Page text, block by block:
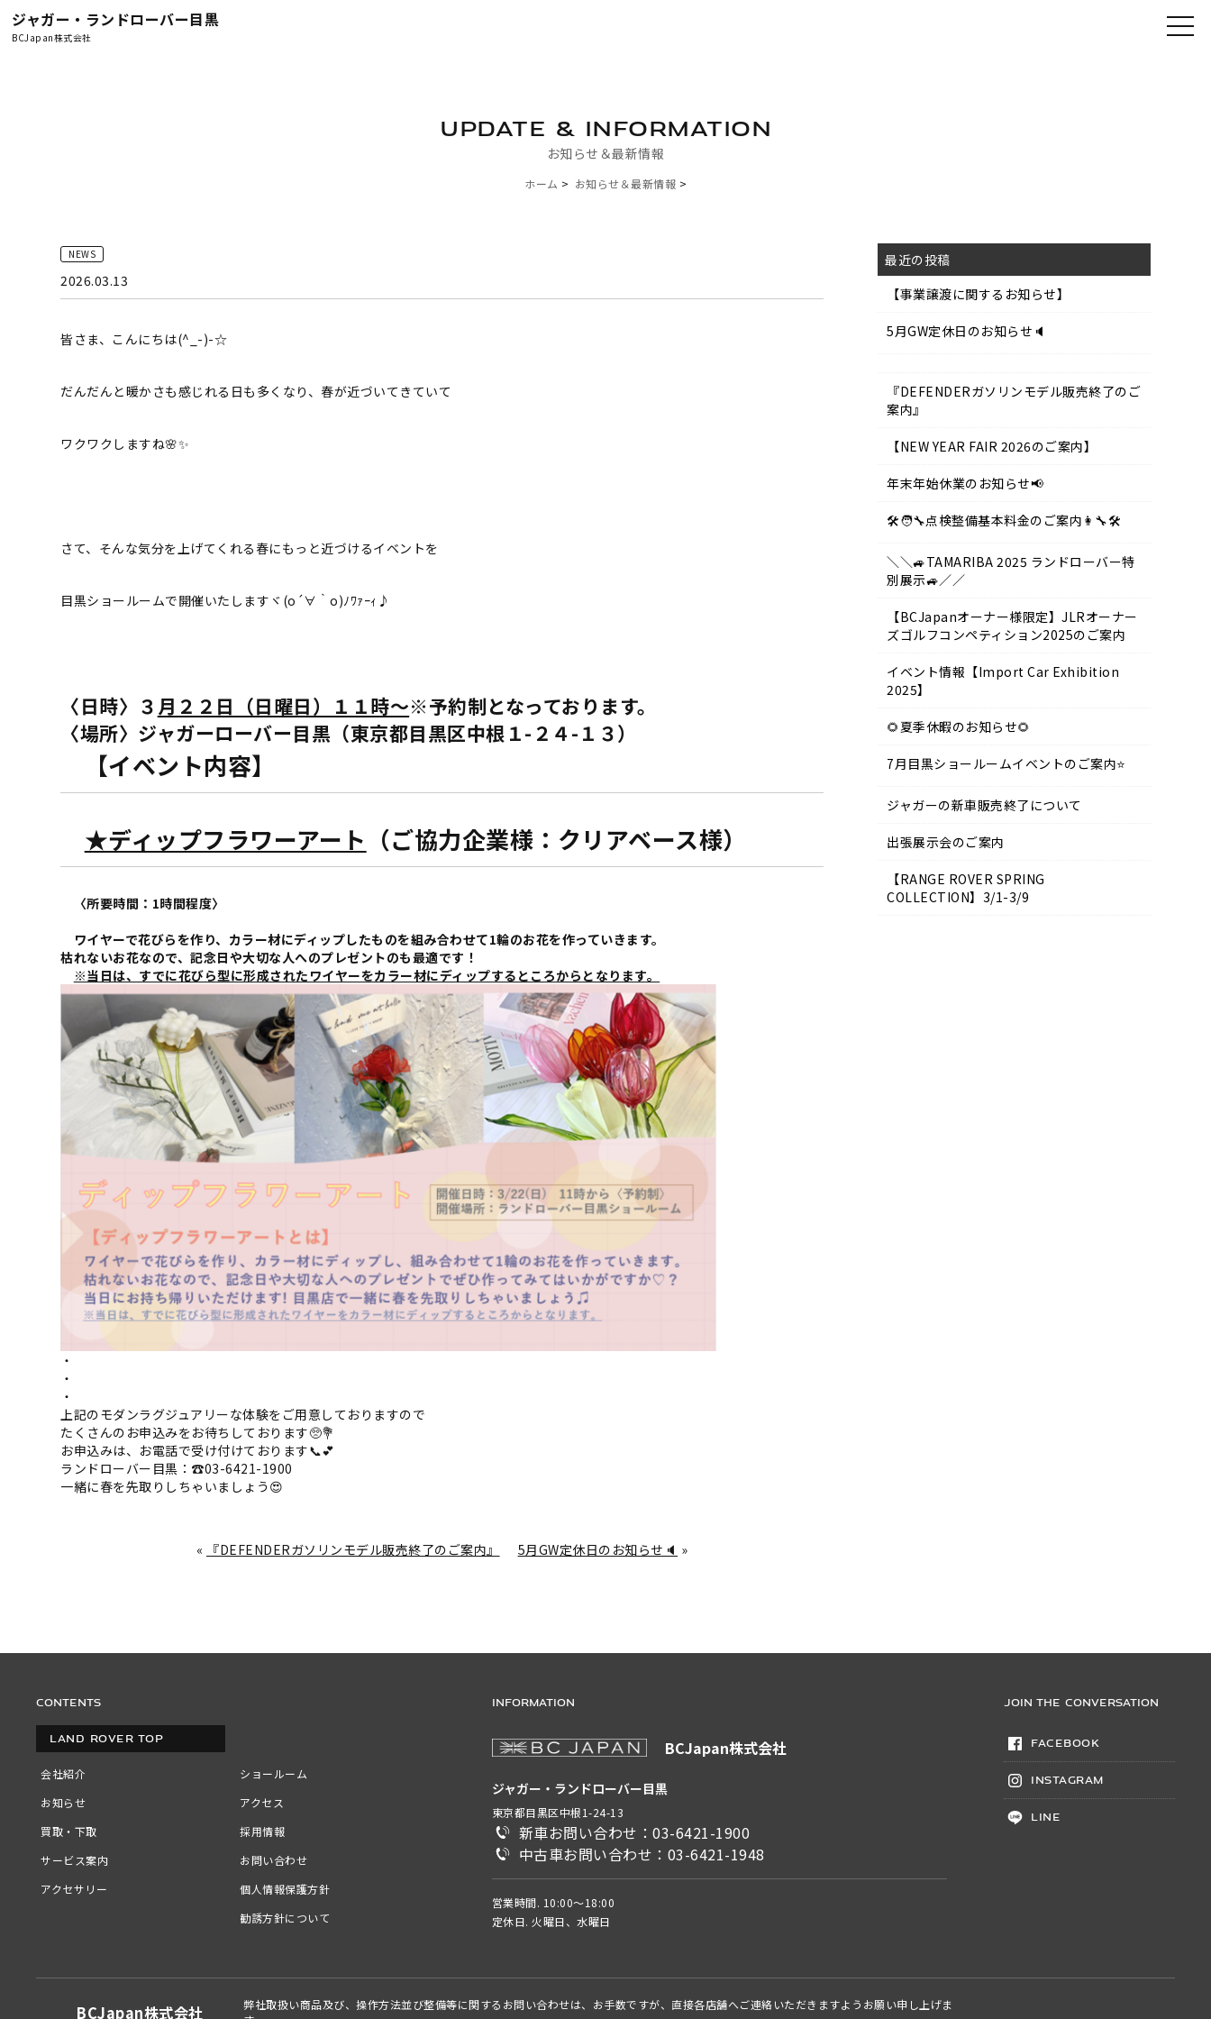
ジャガー・ランドローバー目黒
BCJapan株式会社
お知らせ＆最新情報
UPDATE & INFORMATION
ホーム お知らせ＆最新情報
NEWS
2026.03.13
皆さま、こんにちは(^_-)-☆
だんだんと暖かさも感じれる日も多くなり、春が近づいてきていて
ワクワクしますね🌸✨
さて、そんな気分を上げてくれる春にもっと近づけるイベントを
目黒ショールームで開催いたしますヾ(o´∀｀o)ﾉﾜｧｰｨ♪
〈日時〉３ 月２２日（日曜日）１１時～※予約制となっております。
〈場所〉 ジャガーローバー目黒（東京都目黒区中根１-２４-１３）
【イベント内容】
★ディップフラワーアート （ご協力企業様：クリアベース様）
〈所要時間：1時間程度〉
ワイヤーで花びらを作り、カラー材にディップしたものを組み合わせて1輪のお花を作っていきます。
枯れないお花なので、記念日や大切な人へのプレゼントのも最適です！
※当日は、すでに花びら型に形成されたワイヤーをカラー材にディップするところからとなります。
・
・
・
上記のモダンラグジュアリーな体験をご用意しておりますので
たくさんのお申込みをお待ちしております🥺💐
お申込みは、お電話で受け付けております📞💕
ランドローバー目黒：☎03-6421-1900
一緒に春を先取りしちゃいましょう😍
« 『DEFENDERガソリンモデル販売終了のご案内』 5月GW定休日のお知らせ🔈 »
最近の投稿
【事業譲渡に関するお知らせ】
5月GW定休日のお知らせ🔈
『DEFENDERガソリンモデル販売終了のご
案内』
【NEW YEAR FAIR 2026のご案内】
年末年始休業のお知らせ📢
🛠️🧑‍🔧点検整備基本料金のご案内👩‍🔧🛠️
＼＼🚙TAMARIBA 2025 ランドローバー特
別展示🚙／／
【BCJapanオーナー様限定】JLRオーナー
ズゴルフコンペティション2025のご案内
イベント情報【Import Car Exhibition
2025】
🌻夏季休暇のお知らせ🌻
7月目黒ショールームイベントのご案内⭐
ジャガーの新車販売終了について
出張展示会のご案内
【RANGE ROVER SPRING
COLLECTION】3/1-3/9
CONTENTS
LAND ROVER TOP
会社紹介
お知らせ
買取・下取
サービス案内
アクセサリー
ショールーム
アクセス
採用情報
お問い合わせ
個人情報保護方針
勧誘方針について
INFORMATION
BCJapan株式会社
ジャガー・ランドローバー目黒
東京都目黒区中根1-24-13
新車お問い合わせ：03-6421-1900
中古車お問い合わせ：03-6421-1948
営業時間. 10:00～18:00
定休日. 火曜日、水曜日
JOIN THE CONVERSATION
Facebook
Instagram
LINE
BCJapan株式会社
弊社取扱い商品及び、操作方法並び整備等に関するお問い合わせは、お手数ですが、直接各店舗へご連絡いただきますようお願い申し上げま